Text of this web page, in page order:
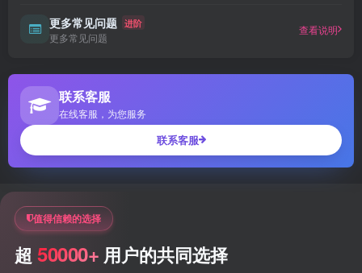
更多常见问题 进阶
更多常见问题
查看说明
联系客服
在线客服，为您服务
联系客服
值得信赖的选择
超 50000+ 用户的共同选择